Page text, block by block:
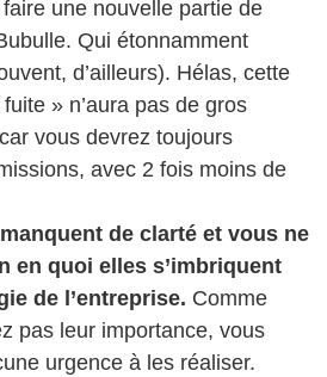
une nouvelle partie de
Qui étonnamment
d’ailleurs). Hélas, cette
» n’aura pas de gros
vous devrez toujours
avec 2 fois moins de
de clarté et vous ne
en quoi elles s’imbriquent
de l’entreprise. Comme
pas leur importance, vous
urgence à les réaliser.